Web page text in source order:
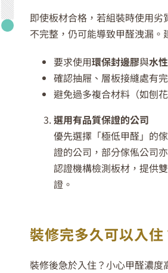
即使板材合格，若組裝時使用劣
不完整，仍可能導致甲醛洩漏。
要求使用環保封邊膠與水
確認抽屜、層板接縫處有
避免過多複合材料（如刨花
選用有品質保證的公司
優先選擇「極低甲醛」的
證的公司，部分傢俬公司
認證機構檢測板材，提供
證。
裝修完多久可以入住
裝修後急於入住？小心甲醛濃度